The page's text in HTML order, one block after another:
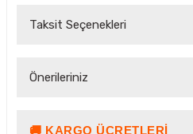
Taksit Seçenekleri
Önerileriniz
🚚 KARGO ÜCRETLERI